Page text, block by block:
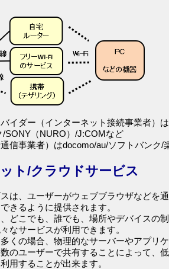
イダー（インターネット接続事業者）
/SONY（NURO）/J:COMなど
信事業者）はdocomo/au/ソフトバンク/
ト/クラウドサービス
は、ユーザーがウェブブラウザなどを
きるように提供されます。
どこでも、誰でも、場所やデバイスの
なサービスが利用できます。
くの場合、物理的なサーバーやアプリ
のユーザーで共有することによって、
用することが出来ます。